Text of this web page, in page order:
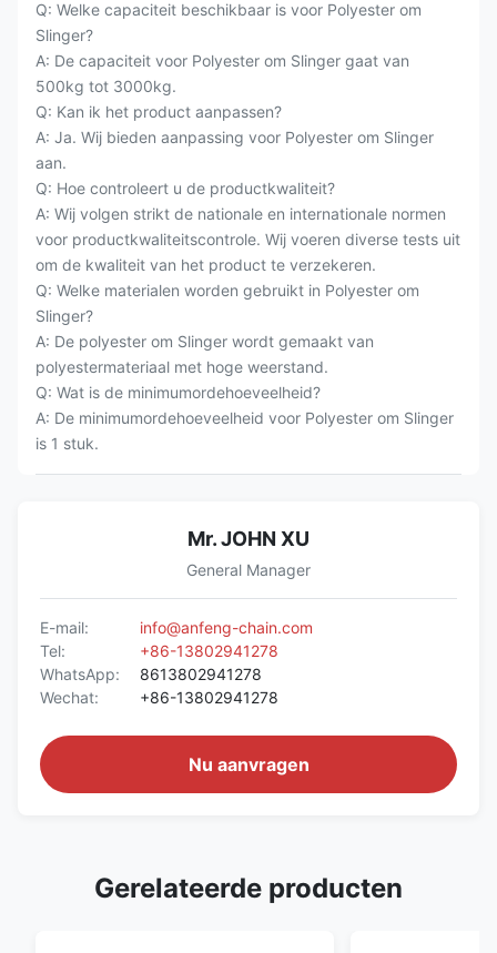
Q: Welke capaciteit beschikbaar is voor Polyester om
Slinger?
A: De capaciteit voor Polyester om Slinger gaat van
500kg tot 3000kg.
Q: Kan ik het product aanpassen?
A: Ja. Wij bieden aanpassing voor Polyester om Slinger
aan.
Q: Hoe controleert u de productkwaliteit?
A: Wij volgen strikt de nationale en internationale normen
voor productkwaliteitscontrole. Wij voeren diverse tests uit
om de kwaliteit van het product te verzekeren.
Q: Welke materialen worden gebruikt in Polyester om
Slinger?
A: De polyester om Slinger wordt gemaakt van
polyestermateriaal met hoge weerstand.
Q: Wat is de minimumordehoeveelheid?
A: De minimumordehoeveelheid voor Polyester om Slinger
is 1 stuk.
Mr. JOHN XU
General Manager
E-mail:
info@anfeng-chain.com
Tel:
+86-13802941278
WhatsApp:
8613802941278
Wechat:
+86-13802941278
Nu aanvragen
Gerelateerde producten